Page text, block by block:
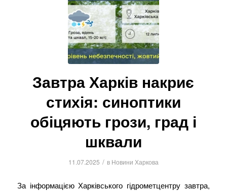
Завтра Харків накриє
стихія: синоптики
обіцяють грози, град і
шквали
11.07.2025 / в Новини Харкова
За інформацією Харківського гідрометцентру завтра,